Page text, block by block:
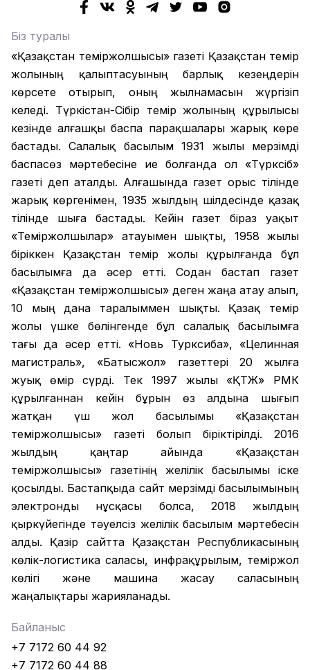
Біз туралы
«Қазақстан теміржолшысы» газеті Қазақстан темір
жолының қалыптасуының барлық кезеңдерін
көрсете отырып, оның жылнамасын жүргізіп
келеді. Түркістан-Сібір темір жолының құрылысы
кезінде алғашқы баспа парақшалары жарық көре
бастады. Салалық басылым 1931 жылы мерзімді
баспасөз мәртебесіне ие болғанда ол «Түрксіб»
газеті деп аталды. Алғашында газет орыс тілінде
жарық көргенімен, 1935 жылдың шілдесінде қазақ
тілінде шыға бастады. Кейін газет біраз уақыт
«Теміржолшылар» атауымен шықты, 1958 жылы
біріккен Қазақстан темір жолы құрылғанда бұл
басылымға да әсер етті. Содан бастап газет
«Қазақстан теміржолшысы» деген жаңа атау алып,
10 мың дана таралыммен шықты. Қазақ темір
жолы үшке бөлінгенде бұл салалық басылымға
тағы да әсер етті. «Новь Турксиба», «Целинная
магистраль», «Батысжол» газеттері 20 жылға
жуық өмір сүрді. Тек 1997 жылы «ҚТЖ» РМК
құрылғаннан кейін бұрын өз алдына шығып
жатқан үш жол басылымы «Қазақстан
теміржолшысы» газеті болып біріктірілді. 2016
жылдың қаңтар айында «Қазақстан
теміржолшысы» газетінің желілік басылымы іске
қосылды. Бастапқыда сайт мерзімді басылымының
электронды нұсқасы болса, 2018 жылдың
қыркүйегінде тәуелсіз желілік басылым мәртебесін
алды. Қазір сайтта Қазақстан Республикасының
көлік-логистика саласы, инфрақұрылым, теміржол
көлігі және машина жасау саласының
жаңалықтары жарияланады.
Байланыс
+7 7172 60 44 92
+7 7172 60 44 88